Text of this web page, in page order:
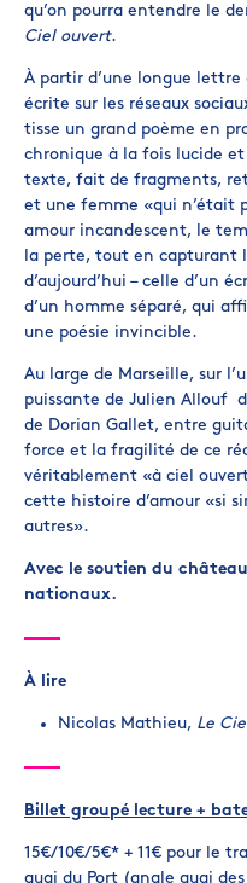
qu’on pourra entendre le
Ciel ouvert.
À partir d’une longue lettre
écrite sur les réseaux
tisse un grand poème en
chronique à la fois lucide
texte, fait de fragments,
et une femme «qui n’était
amour incandescent, le
la perte, tout en capturant
d’aujourd’hui – celle d’un
d’un homme séparé, qui
une poésie invincible.
Au large de Marseille, sur
puissante de Julien Allouf
de Dorian Gallet, entre
force et la fragilité de ce
véritablement «à ciel
cette histoire d’amour «si
autres».
Avec le soutien du
nationaux.
À lire
Nicolas Mathieu, Le
Billet groupé lecture +
15€/10€/5€* + 11€ pour le
quai du Port (angle quai